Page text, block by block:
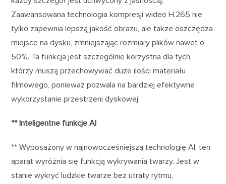
Zaawansowana technologia kompresji wideo H.265 nie
tylko zapewnia lepszą jakość obrazu, ale także oszczędza
miejsce na dysku, zmniejszając rozmiary plików nawet o
50%. Ta funkcja jest szczególnie korzystna dla tych,
którzy muszą przechowywać duże ilości materiału
filmowego, ponieważ pozwala na bardziej efektywne
wykorzystanie przestrzeni dyskowej.
** Inteligentne funkcje AI
** Wyposażony w najnowocześniejszą technologię AI, ten
aparat wyróżnia się funkcją wykrywania twarzy. Jest w
stanie wykryć ludzkie twarze bez utraty rytmu,